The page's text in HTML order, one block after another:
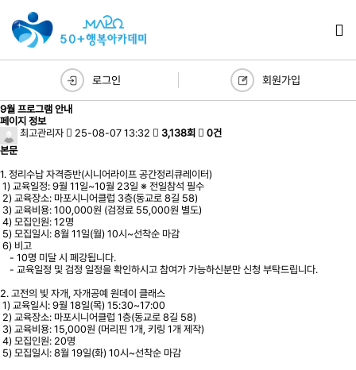
로그인 회원가입
9월 프로그램 안내
페이지 정보
최고관리자
25-08-07 13:32 3,138회
0건
본문
1. 정리수납 자격증반(시니어라이프 공간정리큐레이터)
1) 교육일정: 9월 11일~10월 23일 ※ 전일참석 필수
2) 교육장소: 마포시니어클럽 3층(동교로 8길 58)
3) 교육비용: 100,000원 (검정료 55,000원 별도)
4) 모집인원: 12명
5) 모집일시: 8월 11일(월) 10시~선착순 마감
6) 비고
- 10명 미달 시 폐강됩니다.
- 교육일정 및 검정 일정을 확인하시고 참여가 가능하신분만 신청 부탁드립니다.
2. 고전의 빛 자개, 자개공예 원데이 클래스
1) 교육일시: 9월 18일(목) 15:30~17:00
2) 교육장소: 마포시니어클럽 1층(동교로 8길 58)
3) 교육비용: 15,000원 (머리핀 1개, 키링 1개 제작)
4) 모집인원: 20명
5) 모집일시: 8월 19일(화) 10시~선착순 마감